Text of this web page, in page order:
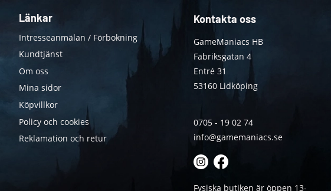
Länkar
Intresseanmälan / Förbokning
Kundtjänst
Om oss
Mina sidor
Köpvillkor
Policy och cookies
Reklamation och retur
Kontakta oss
GameManiacs HB
Fabriksgatan 4
Entré 31
53160 Lidköping
0705 - 19 02 74
info@gamemaniacs.se
Fysiska butiken är öppen 13-